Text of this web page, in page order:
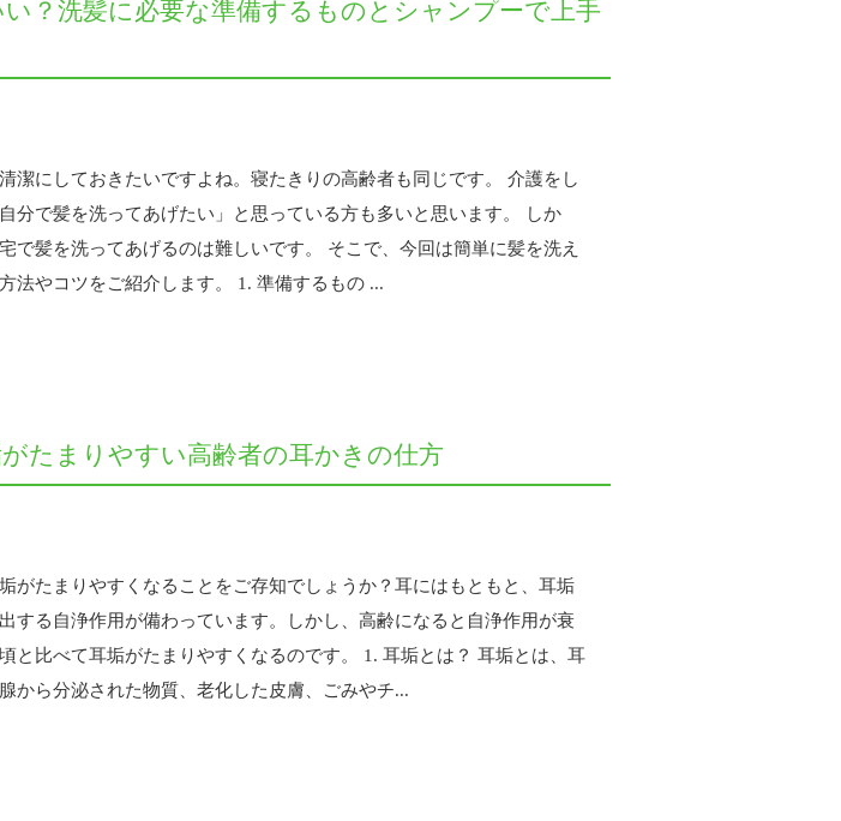
？洗髪に必要な準備するものとシャンプーで上手
潔にしておきたいですよね。寝たきりの高齢者も同じです。 介護をし
分で髪を洗ってあげたい」と思っている方も多いと思います。 しか
で髪を洗ってあげるのは難しいです。 そこで、今回は簡単に髪を洗え
法やコツをご紹介します。 1. 準備するもの ...
たまりやすい高齢者の耳かきの仕方
がたまりやすくなることをご存知でしょうか？耳にはもともと、耳垢
する自浄作用が備わっています。しかし、高齢になると自浄作用が衰
と比べて耳垢がたまりやすくなるのです。 1. 耳垢とは？ 耳垢とは、耳
から分泌された物質、老化した皮膚、ごみやチ...